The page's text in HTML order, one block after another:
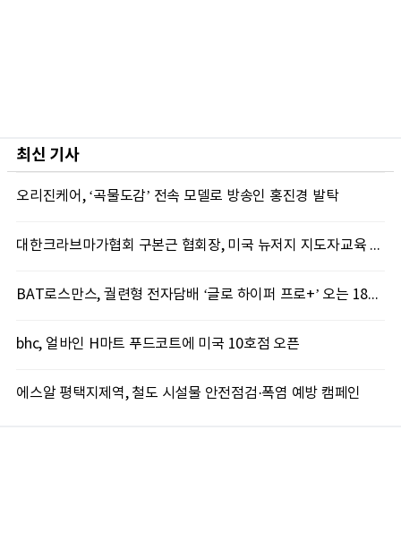
최신 기사
오리진케어, ‘곡물도감’ 전속 모델로 방송인 홍진경 발탁
대한크라브마가협회 구본근 협회장, 미국 뉴저지 지도자교육 실시
BAT로스만스, 궐련형 전자담배 ‘글로 하이퍼 프로+’ 오는 18일 출시
bhc, 얼바인 H마트 푸드코트에 미국 10호점 오픈
에스알 평택지제역, 철도 시설물 안전점검·폭염 예방 캠페인